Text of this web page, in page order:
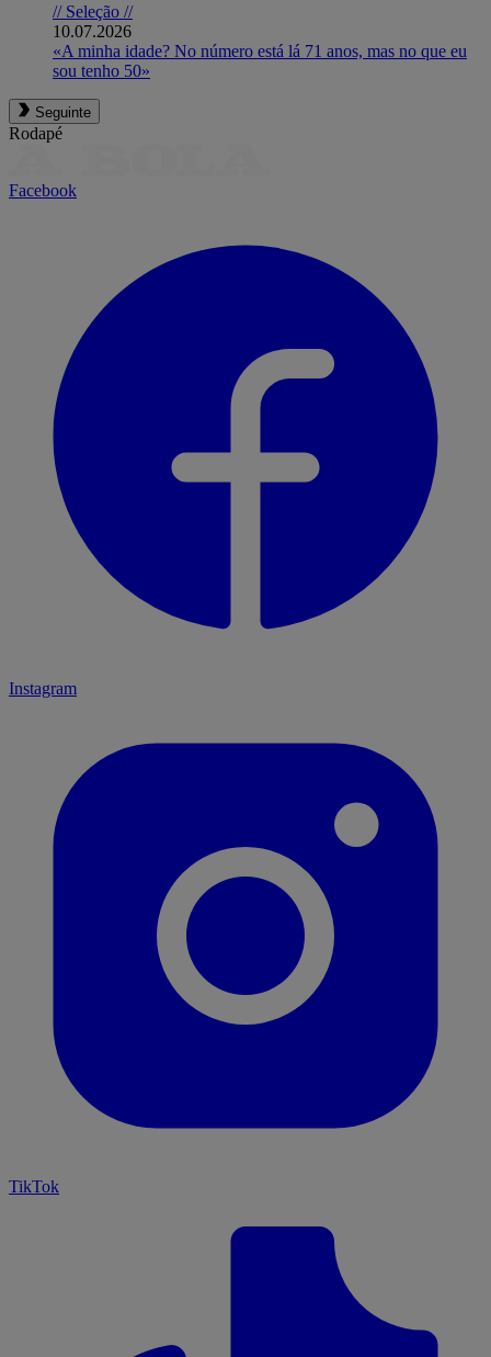
// Seleção //
10.07.2026
«A minha idade? No número está lá 71 anos, mas no que eu
sou tenho 50»
Seguinte
Rodapé
Facebook
Instagram
TikTok